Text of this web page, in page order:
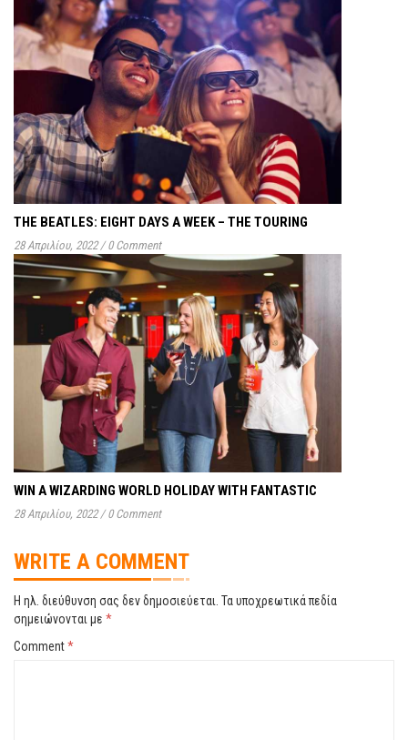
THE BEATLES: EIGHT DAYS A WEEK – THE TOURING
28 Απριλίου, 2022 / 0 Comment
WIN A WIZARDING WORLD HOLIDAY WITH FANTASTIC
28 Απριλίου, 2022 / 0 Comment
WRITE A COMMENT
Η ηλ. διεύθυνση σας δεν δημοσιεύεται. Τα υποχρεωτικά πεδία
σημειώνονται με *
Comment*